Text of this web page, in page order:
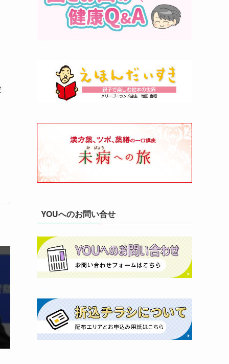
YOUへのお問い合せ